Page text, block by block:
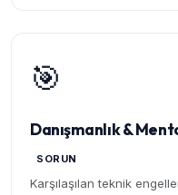
🎯
Danışmanlık &
SORUN
Karşılaşılan teknik